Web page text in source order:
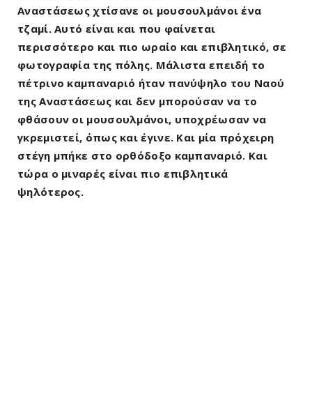
Αναστάσεως χτίσανε οι μουσουλμάνοι ένα
τζαμί. Αυτό είναι και που φαίνεται
περισσότερο και πιο ωραίο και επιβλητικό, σε
φωτογραφία της πόλης. Μάλιστα επειδή το
πέτρινο καμπαναριό ήταν πανύψηλο του Ναού
της Αναστάσεως και δεν μπορούσαν να το
φθάσουν οι μουσουλμάνοι, υποχρέωσαν να
γκρεμιστεί, όπως και έγινε. Και μία πρόχειρη
στέγη μπήκε στο ορθόδοξο καμπαναριό. Και
τώρα ο μιναρές είναι πιο επιβλητικά
ψηλότερος.